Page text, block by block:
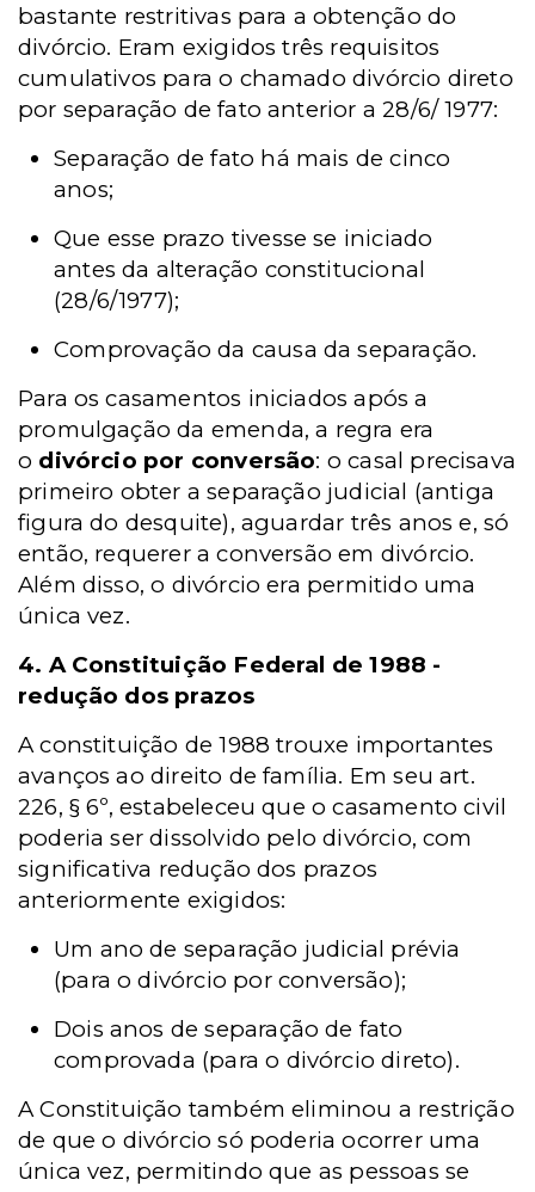
bastante restritivas para a obtenção do
divórcio. Eram exigidos três requisitos
cumulativos para o chamado divórcio direto
por separação de fato anterior a 28/6/ 1977:
Separação de fato há mais de cinco
anos;
Que esse prazo tivesse se iniciado
antes da alteração constitucional
(28/6/1977);
Comprovação da causa da separação.
Para os casamentos iniciados após a
promulgação da emenda, a regra era
o divórcio por conversão: o casal precisava
primeiro obter a separação judicial (antiga
figura do desquite), aguardar três anos e, só
então, requerer a conversão em divórcio.
Além disso, o divórcio era permitido uma
única vez.
4. A Constituição Federal de 1988 -
redução dos prazos
A constituição de 1988 trouxe importantes
avanços ao direito de família. Em seu art.
226, § 6º, estabeleceu que o casamento civil
poderia ser dissolvido pelo divórcio, com
significativa redução dos prazos
anteriormente exigidos:
Um ano de separação judicial prévia
(para o divórcio por conversão);
Dois anos de separação de fato
comprovada (para o divórcio direto).
A Constituição também eliminou a restrição
de que o divórcio só poderia ocorrer uma
única vez, permitindo que as pessoas se